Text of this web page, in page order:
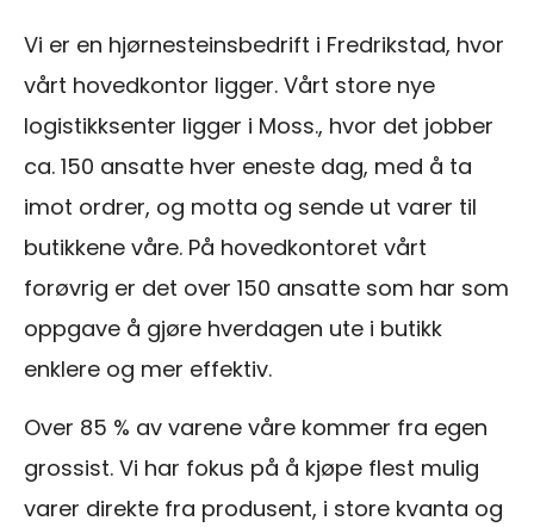
Vi er en hjørnesteinsbedrift i Fredrikstad, hvor
vårt hovedkontor ligger. Vårt store nye
logistikksenter ligger i Moss., hvor det jobber
ca. 150 ansatte hver eneste dag, med å ta
imot ordrer, og motta og sende ut varer til
butikkene våre. På hovedkontoret vårt
forøvrig er det over 150 ansatte som har som
oppgave å gjøre hverdagen ute i butikk
enklere og mer effektiv.
Over 85 % av varene våre kommer fra egen
grossist. Vi har fokus på å kjøpe flest mulig
varer direkte fra produsent, i store kvanta og